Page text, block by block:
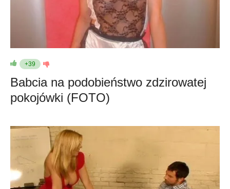
+39
Babcia na podobieństwo zdzirowatej
pokojówki (FOTO)